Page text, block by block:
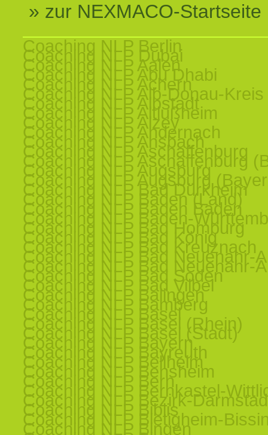
» zur NEXMACO-Startseite
Coaching NLP Berlin
Coaching NLP Dubai
Coaching NLP Aalen
Coaching NLP Abu Dhabi
Coaching NLP Achern
Coaching NLP Alb-Donau-Kreis
Coaching NLP Albstadt
Coaching NLP Altlußheim
Coaching NLP Alzey
Coaching NLP Andernach
Coaching NLP Ansbach
Coaching NLP Aschaffenburg
Coaching NLP Aschaffenburg
Coaching NLP Augsburg
Coaching NLP Augsburg
Coaching NLP Bad Dürkheim
Coaching NLP Baden (Land)
Coaching NLP Baden Baden
Coaching NLP Baden-
Coaching NLP Bad Homburg
Coaching NLP Bad König
Coaching NLP Bad Kreuznach
Coaching NLP Bad Neuenahr-
Coaching NLP Bad Neuenahr-
Coaching NLP Bad Soden
Coaching NLP Bad Vilbel
Coaching NLP Balingen
Coaching NLP Bamberg
Coaching NLP Basel
Coaching NLP Basel (Rhein)
Coaching NLP Basel (Stadt)
Coaching NLP Bayern
Coaching NLP Bayreuth
Coaching NLP Bellheim
Coaching NLP Bensheim
Coaching NLP Bern
Coaching NLP Bernkastel-
Coaching NLP Bezirk-
Coaching NLP Biblis
Coaching NLP Bietigheim-
Coaching NLP Bingen